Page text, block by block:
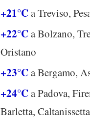
+21°Ca Treviso,
+22°Ca Bolzano,
Oristano
+23°Ca Bergamo,
+24°Ca Padova,
Barletta,